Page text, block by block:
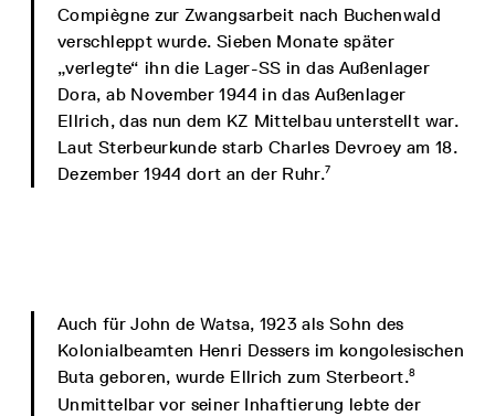
Compiègne zur Zwangsarbeit nach Buchenwald
verschleppt wurde. Sieben Monate später
„verlegte“ ihn die Lager-SS in das Außenlager
Dora, ab November 1944 in das Außenlager
Ellrich, das nun dem KZ Mittelbau unterstellt war.
Laut Sterbeurkunde starb Charles Devroey am 18.
Dezember 1944 dort an der Ruhr.7
Auch für John de Watsa, 1923 als Sohn des
Kolonialbeamten Henri Dessers im kongolesischen
Buta geboren, wurde Ellrich zum Sterbeort.8
Unmittelbar vor seiner Inhaftierung lebte der